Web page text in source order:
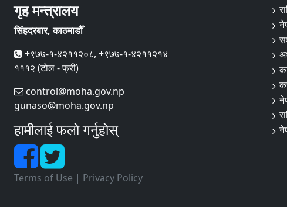
गृह मन्त्रालय
सिंहदरबार, काठमाडौँ
+९७७-१-४२११२०८, +९७७-१-४२११२१४
१११२ (टोल - फ्री)
control@moha.gov.np
gunaso@moha.gov.np
हामीलाई फलो गर्नुहोस्
Terms of Use | Privacy Policy